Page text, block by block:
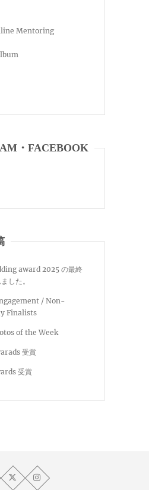
Mentoring
・FACEBOOK
award 2025 の最終
した。
/ Non-
Finalists
of the Week
受賞
受賞